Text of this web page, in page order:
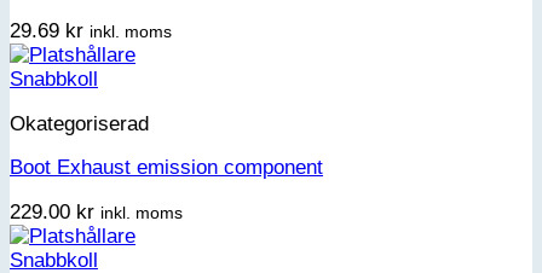
29.69 kr inkl. moms
Snabbkoll
Okategoriserad
Boot Exhaust emission component
229.00 kr inkl. moms
Snabbkoll